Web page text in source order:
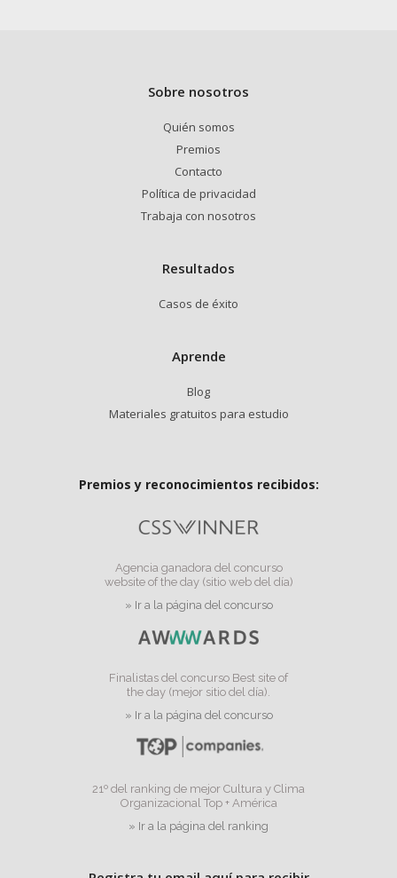
Sobre nosotros
Quién somos
Premios
Contacto
Política de privacidad
Trabaja con nosotros
Resultados
Casos de éxito
Aprende
Blog
Materiales gratuitos para estudio
Premios y reconocimientos recibidos:
Agencia ganadora del concurso
website of the day (sitio web del día)
» Ir a la página del concurso
Finalistas del concurso Best site of
the day (mejor sitio del día).
» Ir a la página del concurso
21º del ranking de mejor Cultura y Clima
Organizacional Top + América
» Ir a la página del ranking